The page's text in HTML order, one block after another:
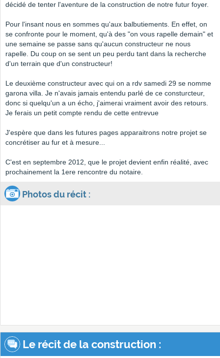
décidé de tenter l'aventure de la construction de notre futur foyer.
Pour l'insant nous en sommes qu'aux balbutiements. En effet, on
se confronte pour le moment, qu'à des "on vous rapelle demain" et
une semaine se passe sans qu'aucun constructeur ne nous
rapelle. Du coup on se sent un peu perdu tant dans la recherche
d'un terrain que d'un constructeur!
Le deuxième constructeur avec qui on a rdv samedi 29 se nomme
garona villa. Je n'avais jamais entendu parlé de ce consturcteur,
donc si quelqu'un a un écho, j'aimerai vraiment avoir des retours.
Je ferais un petit compte rendu de cette entrevue
J'espère que dans les futures pages apparaitrons notre projet se
concrétiser au fur et à mesure...
C'est en septembre 2012, que le projet devient enfin réalité, avec
prochainement la 1ere rencontre du notaire.
Photos du récit :
Le récit de la construction :